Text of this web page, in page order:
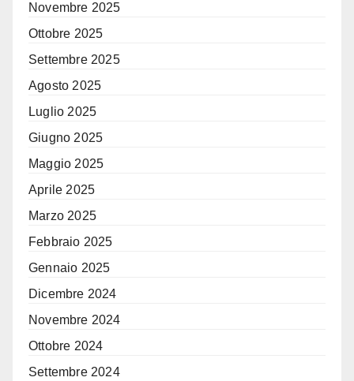
Novembre 2025
Ottobre 2025
Settembre 2025
Agosto 2025
Luglio 2025
Giugno 2025
Maggio 2025
Aprile 2025
Marzo 2025
Febbraio 2025
Gennaio 2025
Dicembre 2024
Novembre 2024
Ottobre 2024
Settembre 2024